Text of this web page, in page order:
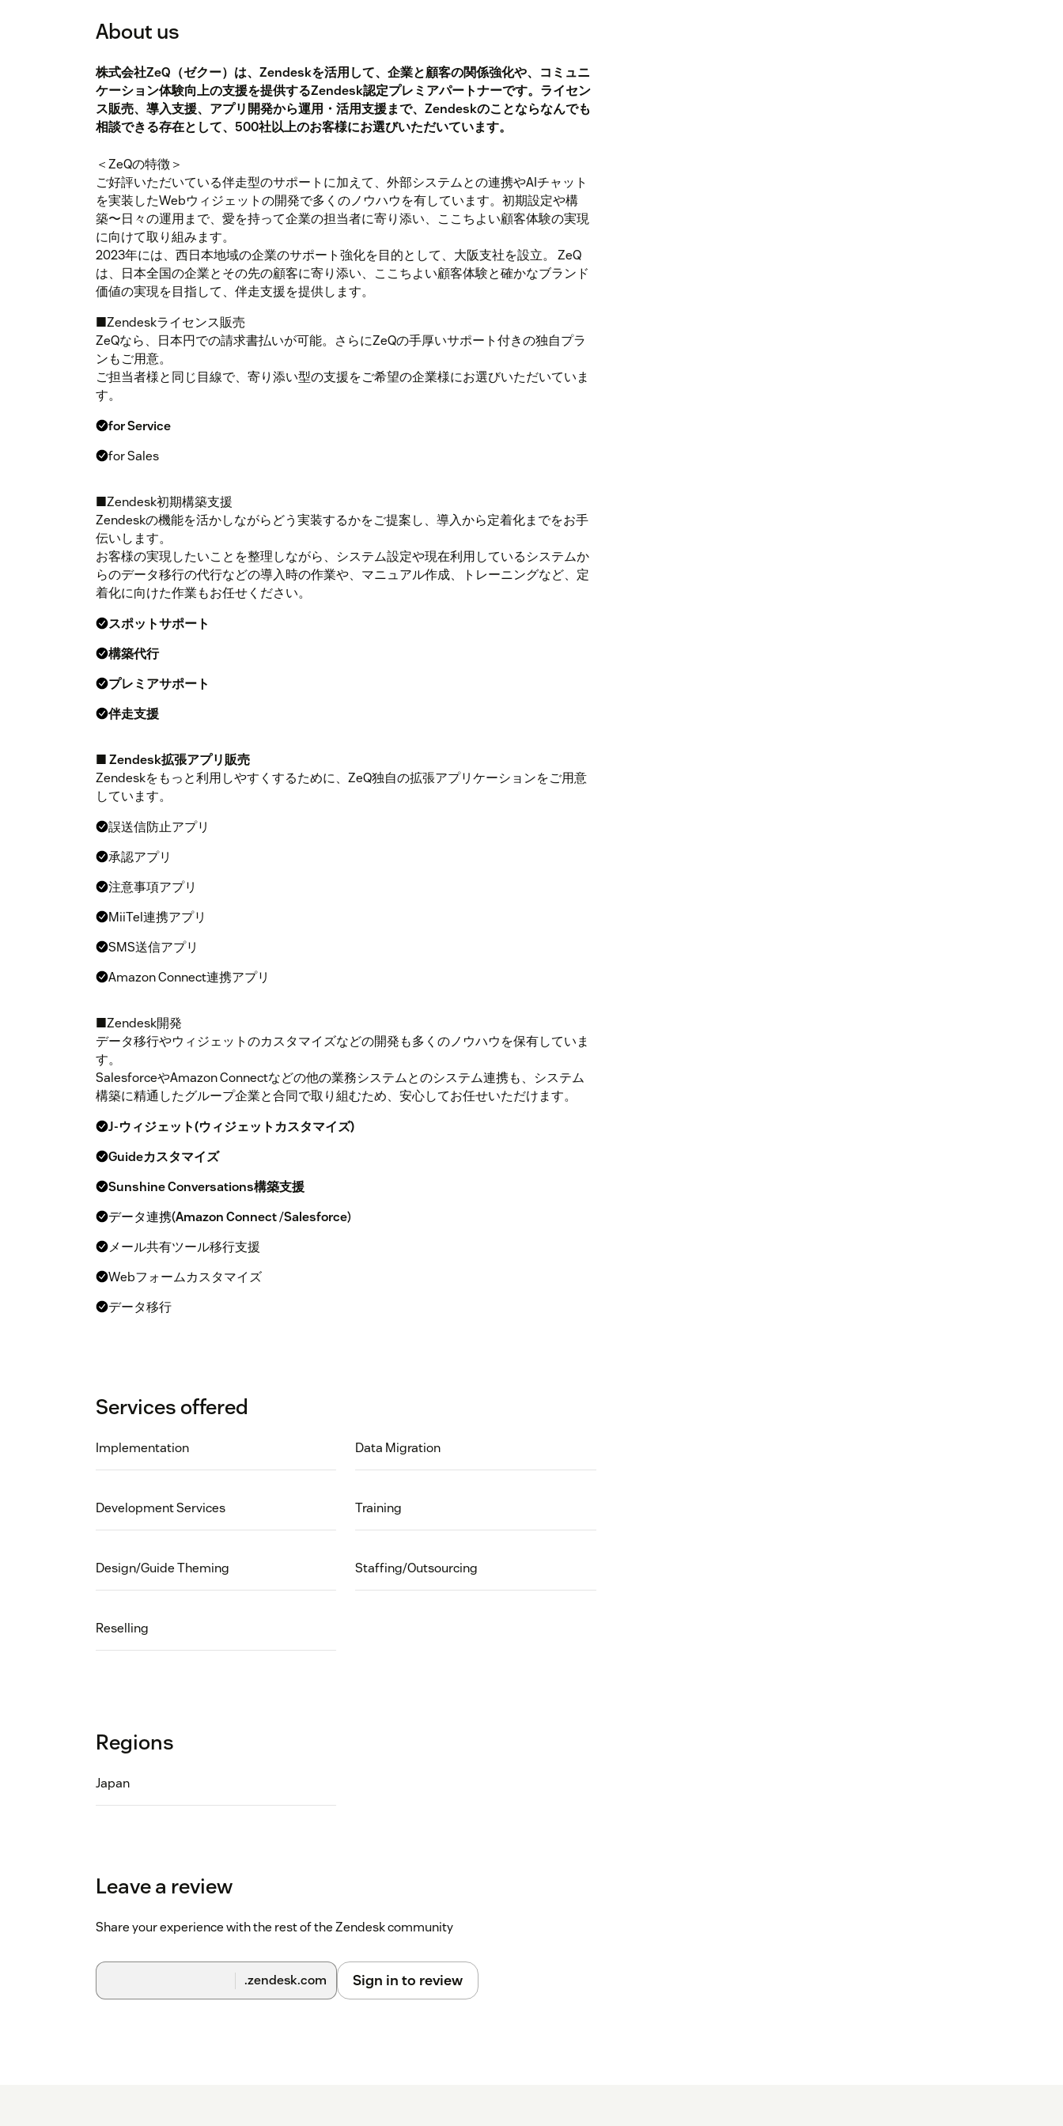
About us
株式会社ZeQ（ゼクー）は、Zendeskを活用して、企業と顧客の関係強化や、コミュニ
ケーション体験向上の支援を提供するZendesk認定プレミアパートナーです。ライセン
ス販売、導入支援、アプリ開発から運用・活用支援まで、Zendeskのことならなんでも
相談できる存在として、500社以上のお客様にお選びいただいています。
＜ZeQの特徴＞
ご好評いただいている伴走型のサポートに加えて、外部システムとの連携やAIチャット
を実装したWebウィジェットの開発で多くのノウハウを有しています。初期設定や構
築〜日々の運用まで、愛を持って企業の担当者に寄り添い、ここちよい顧客体験の実現
に向けて取り組みます。
2023年には、西日本地域の企業のサポート強化を目的として、大阪支社を設立。 ZeQ
は、日本全国の企業とその先の顧客に寄り添い、ここちよい顧客体験と確かなブランド
価値の実現を目指して、伴走支援を提供します。
■Zendeskライセンス販売
ZeQなら、日本円での請求書払いが可能。さらにZeQの手厚いサポート付きの独自プラ
ンもご用意。
ご担当者様と同じ目線で、寄り添い型の支援をご希望の企業様にお選びいただいていま
す。
for Service
for Sales
■Zendesk初期構築支援
Zendeskの機能を活かしながらどう実装するかをご提案し、導入から定着化までをお手
伝いします。
お客様の実現したいことを整理しながら、システム設定や現在利用しているシステムか
らのデータ移行の代行などの導入時の作業や、マニュアル作成、トレーニングなど、定
着化に向けた作業もお任せください。
スポットサポート
構築代行
プレミアサポート
伴走支援
■Zendesk拡張アプリ販売
Zendeskをもっと利用しやすくするために、ZeQ独自の拡張アプリケーションをご用意
しています。
誤送信防止アプリ
承認アプリ
注意事項アプリ
MiiTel連携アプリ
SMS送信アプリ
Amazon Connect連携アプリ
■Zendesk開発
データ移行やウィジェットのカスタマイズなどの開発も多くのノウハウを保有していま
す。
SalesforceやAmazon Connectなどの他の業務システムとのシステム連携も、システム
構築に精通したグループ企業と合同で取り組むため、安心してお任せいただけます。
J-ウィジェット(ウィジェットカスタマイズ)
Guideカスタマイズ
Sunshine Conversations構築支援
データ連携(Amazon Connect/Salesforce)
メール共有ツール移行支援
Webフォームカスタマイズ
データ移行
Services offered
Implementation Data Migration
Development Services Training
Design/Guide Theming Staffing/Outsourcing
Reselling
Regions
Japan
Leave a review
Share your experience with the rest of the Zendesk community
.zendesk.com Sign in to review